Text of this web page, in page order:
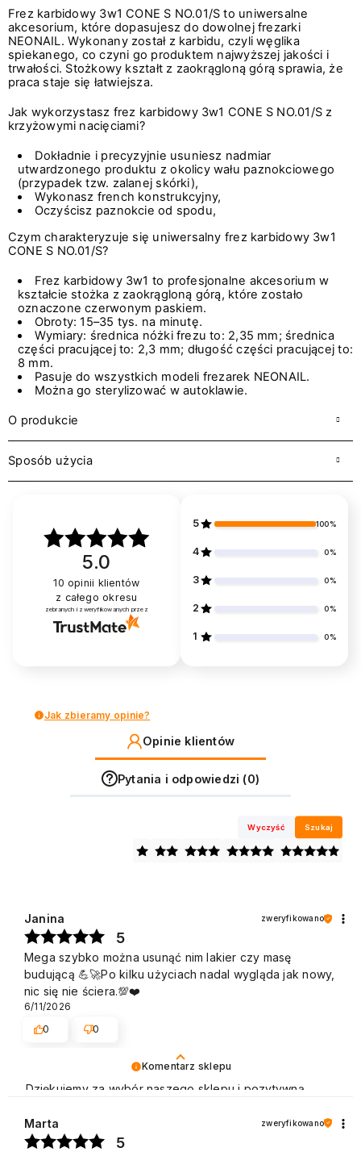
Frez karbidowy 3w1 CONE S NO.01/S to uniwersalne
akcesorium, które dopasujesz do dowolnej frezarki
NEONAIL. Wykonany został z karbidu, czyli węglika
spiekanego, co czyni go produktem najwyższej jakości i
trwałości. Stożkowy kształt z zaokrągloną górą sprawia, że
praca staje się łatwiejsza.
Jak wykorzystasz frez karbidowy 3w1 CONE S NO.01/S z
krzyżowymi nacięciami?
Dokładnie i precyzyjnie usuniesz nadmiar
utwardzonego produktu z okolicy wału paznokciowego
(przypadek tzw. zalanej skórki),
Wykonasz french konstrukcyjny,
Oczyścisz paznokcie od spodu,
Czym charakteryzuje się uniwersalny frez karbidowy 3w1
CONE S NO.01/S?
Frez karbidowy 3w1 to profesjonalne akcesorium w
kształcie stożka z zaokrągloną górą, które zostało
oznaczone czerwonym paskiem.
Obroty: 15–35 tys. na minutę.
Wymiary: średnica nóżki frezu to: 2,35 mm; średnica
części pracującej to: 2,3 mm; długość części pracującej to:
8 mm.
Pasuje do wszystkich modeli frezarek NEONAIL.
Można go sterylizować w autoklawie.
O produkcie
Sposób użycia
5.0
10 opinii klientów
z całego okresu
zebranych i zweryfikowanych przez
5 100%
4 0%
3 0%
2 0%
1 0%
Jak zbieramy opinie?
Opinie klientów
Pytania i odpowiedzi (0)
Wyczyść Szukaj
Komentarz sklepu
Dziękujemy za wybór naszego sklepu i pozytywną
sklepie! Pozdrawiamy
Janina zweryfikowano
5
Mega szybko można usunąć nim lakier czy masę
budującą 💪🚀Po kilku użyciach nadal wygląda jak nowy,
nic się nie ściera.💯❤️
6/11/2026
0
0
Marta zweryfikowano
5